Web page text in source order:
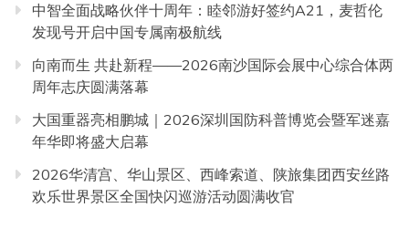
中智全面战略伙伴十周年：睦邻游好签约A21，麦哲伦
发现号开启中国专属南极航线
向南而生 共赴新程——2026南沙国际会展中心综合体两
周年志庆圆满落幕
大国重器亮相鹏城｜2026深圳国防科普博览会暨军迷嘉
年华即将盛大启幕
2026华清宫、华山景区、西峰索道、陕旅集团西安丝路
欢乐世界景区全国快闪巡游活动圆满收官